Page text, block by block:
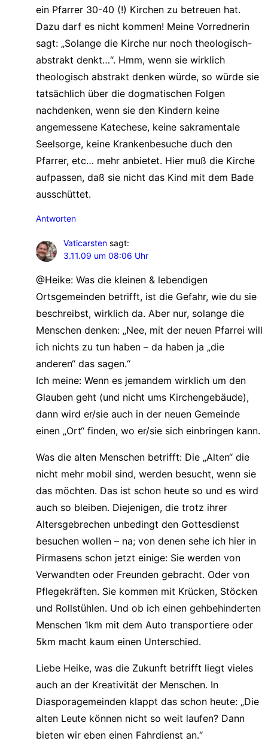
ein Pfarrer 30-40 (!) Kirchen zu betreuen hat.
Dazu darf es nicht kommen! Meine Vorrednerin
sagt: „Solange die Kirche nur noch theologisch-
abstrakt denkt…“. Hmm, wenn sie wirklich
theologisch abstrakt denken würde, so würde sie
tatsächlich über die dogmatischen Folgen
nachdenken, wenn sie den Kindern keine
angemessene Katechese, keine sakramentale
Seelsorge, keine Krankenbesuche duch den
Pfarrer, etc… mehr anbietet. Hier muß die Kirche
aufpassen, daß sie nicht das Kind mit dem Bade
ausschüttet.
Antworten
Vaticarsten sagt:
3.11.09 um 08:06 Uhr
@Heike: Was die kleinen & lebendigen
Ortsgemeinden betrifft, ist die Gefahr, wie du sie
beschreibst, wirklich da. Aber nur, solange die
Menschen denken: „Nee, mit der neuen Pfarrei will
ich nichts zu tun haben – da haben ja „die
anderen“ das sagen.“
Ich meine: Wenn es jemandem wirklich um den
Glauben geht (und nicht ums Kirchengebäude),
dann wird er/sie auch in der neuen Gemeinde
einen „Ort“ finden, wo er/sie sich einbringen kann.
Was die alten Menschen betrifft: Die „Alten“ die
nicht mehr mobil sind, werden besucht, wenn sie
das möchten. Das ist schon heute so und es wird
auch so bleiben. Diejenigen, die trotz ihrer
Altersgebrechen unbedingt den Gottesdienst
besuchen wollen – na; von denen sehe ich hier in
Pirmasens schon jetzt einige: Sie werden von
Verwandten oder Freunden gebracht. Oder von
Pflegekräften. Sie kommen mit Krücken, Stöcken
und Rollstühlen. Und ob ich einen gehbehinderten
Menschen 1km mit dem Auto transportiere oder
5km macht kaum einen Unterschied.
Liebe Heike, was die Zukunft betrifft liegt vieles
auch an der Kreativität der Menschen. In
Diasporagemeinden klappt das schon heute: „Die
alten Leute können nicht so weit laufen? Dann
bieten wir eben einen Fahrdienst an.“